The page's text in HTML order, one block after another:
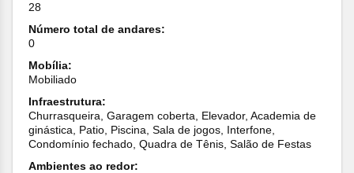
28
Número total de andares:
0
Mobília:
Mobiliado
Infraestrutura:
Churrasqueira, Garagem coberta, Elevador, Academia de
ginástica, Patio, Piscina, Sala de jogos, Interfone,
Condomínio fechado, Quadra de Tênis, Salão de Festas
Ambientes ao redor: